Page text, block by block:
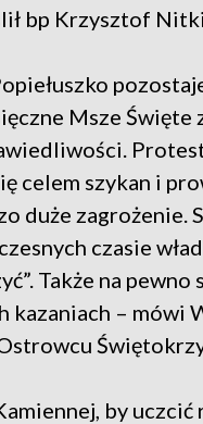
bp Krzysztof
Msze Święte
celem szykan i
duże zagrożenie.
czasie
Także na
kazaniach – mówi
by